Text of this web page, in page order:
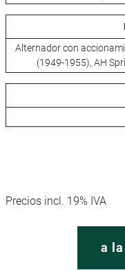
Alternador con
(1949-1955), AH
Precios incl. 19% IVA
a